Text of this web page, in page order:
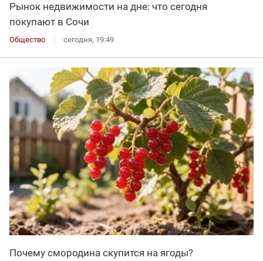
Рынок недвижимости на дне: что сегодня
покупают в Сочи
Общество сегодня, 19:49
Почему смородина скупится на ягоды?